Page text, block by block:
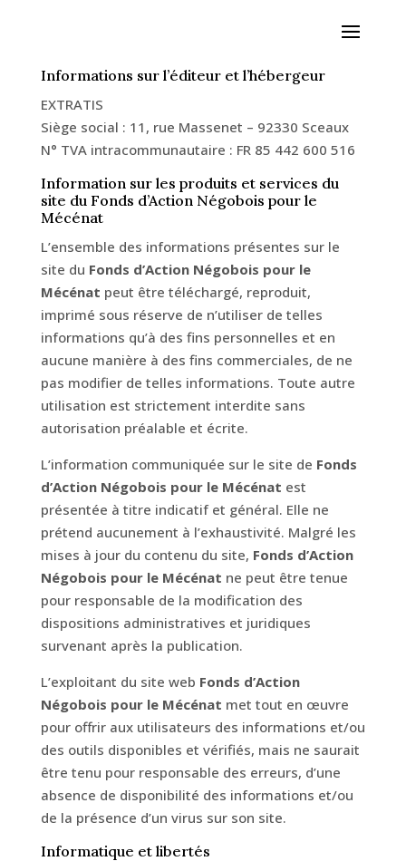
Informations sur l’éditeur et l’hébergeur
EXTRATIS
Siège social : 11, rue Massenet – 92330 Sceaux
N° TVA intracommunautaire : FR 85 442 600 516
Information sur les produits et services du
site du Fonds d’Action Négobois pour le
Mécénat
L’ensemble des informations présentes sur le
site du Fonds d’Action Négobois pour le
Mécénat peut être téléchargé, reproduit,
imprimé sous réserve de n’utiliser de telles
informations qu’à des fins personnelles et en
aucune manière à des fins commerciales, de ne
pas modifier de telles informations. Toute autre
utilisation est strictement interdite sans
autorisation préalable et écrite.
L’information communiquée sur le site de Fonds
d’Action Négobois pour le Mécénat est
présentée à titre indicatif et général. Elle ne
prétend aucunement à l’exhaustivité. Malgré les
mises à jour du contenu du site, Fonds d’Action
Négobois pour le Mécénat ne peut être tenue
pour responsable de la modification des
dispositions administratives et juridiques
survenant après la publication.
L’exploitant du site web Fonds d’Action
Négobois pour le Mécénat met tout en œuvre
pour offrir aux utilisateurs des informations et/ou
des outils disponibles et vérifiés, mais ne saurait
être tenu pour responsable des erreurs, d’une
absence de disponibilité des informations et/ou
de la présence d’un virus sur son site.
Informatique et libertés